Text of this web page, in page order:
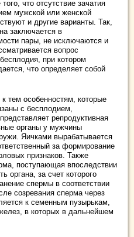
что отсутствие зачатия
мужской или женской
и другие варианты. Так,
заключается в
пары, не исключаются и
вопрос
при котором
что определяет собой
тем особенностям, которые
с бесплодием,
репродуктивная
органы у мужчины
Яичками вырабатывается
за формирование
признаков. Также
поступающая впоследствии
органа, за счет которого
спермы в соответствии
созревания сперма через
к семенным пузырькам,
в которых в дальнейшем